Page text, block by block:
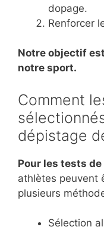
dopage.
Renforcer
Notre objectif
notre sport.
Comment
dépistage
Pour les tests
athlètes peuvent
plusieurs
Sélection